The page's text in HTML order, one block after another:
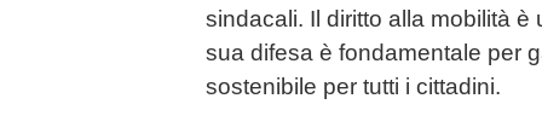
sindacali. Il diritto alla mobilità
sua difesa è fondamentale per
sostenibile per tutti i cittadini.